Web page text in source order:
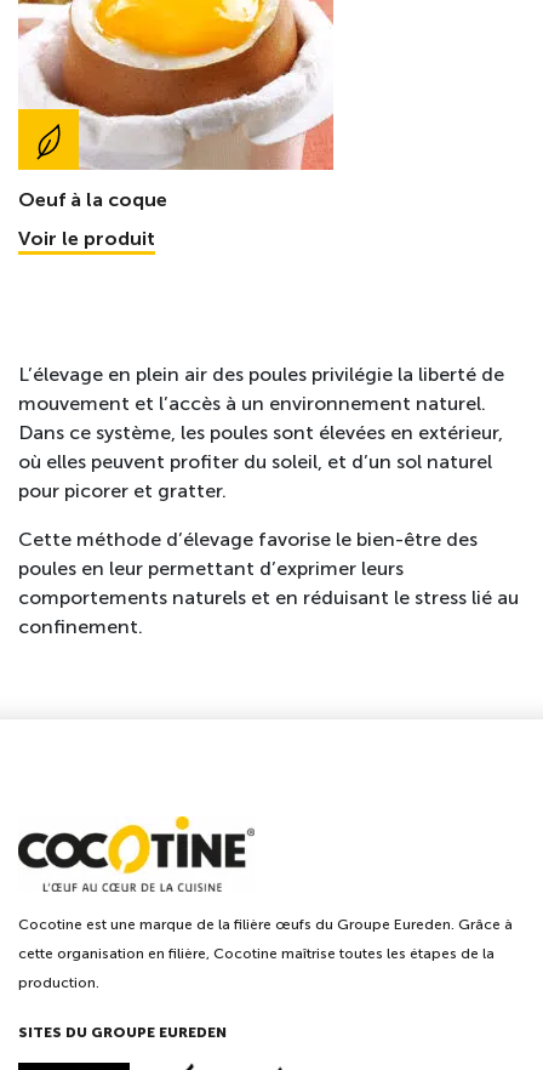
Oeuf à la coque
Voir le produit
L’élevage en plein air des poules privilégie la liberté de
mouvement et l’accès à un environnement naturel.
Dans ce système, les poules sont élevées en extérieur,
où elles peuvent profiter du soleil, et d’un sol naturel
pour picorer et gratter.
Cette méthode d’élevage favorise le bien-être des
poules en leur permettant d’exprimer leurs
comportements naturels et en réduisant le stress lié au
confinement.
Cocotine est une marque de la filière œufs du Groupe Eureden. Grâce à
cette organisation en filière, Cocotine maîtrise toutes les étapes de la
production.
SITES DU GROUPE EUREDEN